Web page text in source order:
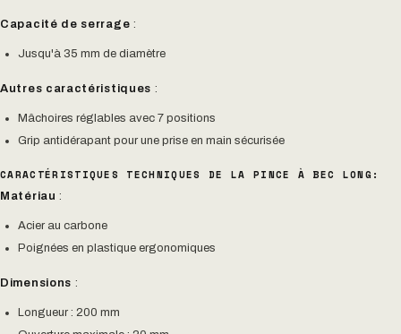
Capacité de serrage :
Jusqu'à 35 mm de diamètre
Autres caractéristiques :
Mâchoires réglables avec 7 positions
Grip antidérapant pour une prise en main sécurisée
CARACTÉRISTIQUES TECHNIQUES DE LA PINCE À BEC LONG:
Matériau :
Acier au carbone
Poignées en plastique ergonomiques
Dimensions :
Longueur : 200 mm